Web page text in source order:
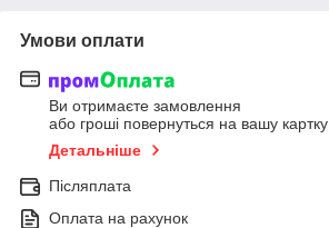
Умови оплати
Ви отримаєте замовлення
або гроші повернуться на вашу картку
Детальніше
Післяплата
Оплата на рахунок